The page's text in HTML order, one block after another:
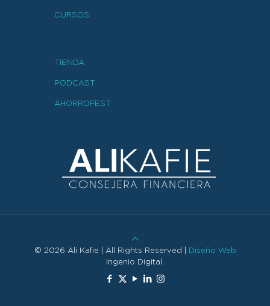
CURSOS
TIENDA
PODCAST
AHORROFEST
© 2026 Ali Kafie | All Rights Reserved | Diseño Web
Ingenio Digital.